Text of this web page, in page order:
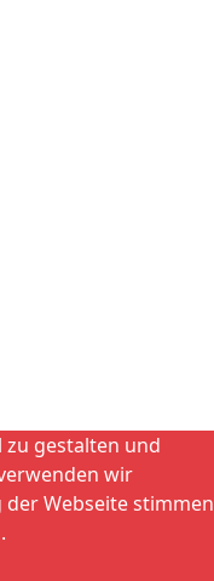
zu gestalten und
wir
Webseite stimmen